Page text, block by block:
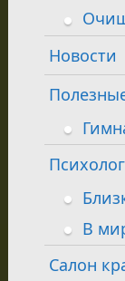
Новости
В
Салон